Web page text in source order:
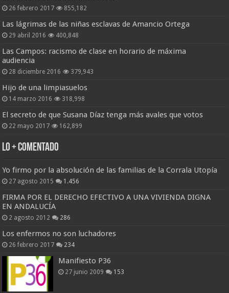
26 febrero 2017 855,182
Las lágrimas de las niñas esclavas de Amancio Ortega
29 abril 2016 400,848
Las Campos: racismo de clase en horario de máxima
audiencia
28 diciembre 2016 379,943
Hijo de una limpiasuelos
14 marzo 2016 318,998
El secreto de que Susana Díaz tenga más avales que votos
22 mayo 2017 162,899
Lo + Comentado
Yo firmo por la absolución de las familias de la Corrala Utopía
27 agosto 2015 1.456
FIRMA POR EL DERECHO EFECTIVO A UNA VIVIENDA DIGNA
EN ANDALUCÍA
2 agosto 2012 286
Los enfermos no son luchadores
26 febrero 2017 234
Manifiesto P36
27 junio 2009 153